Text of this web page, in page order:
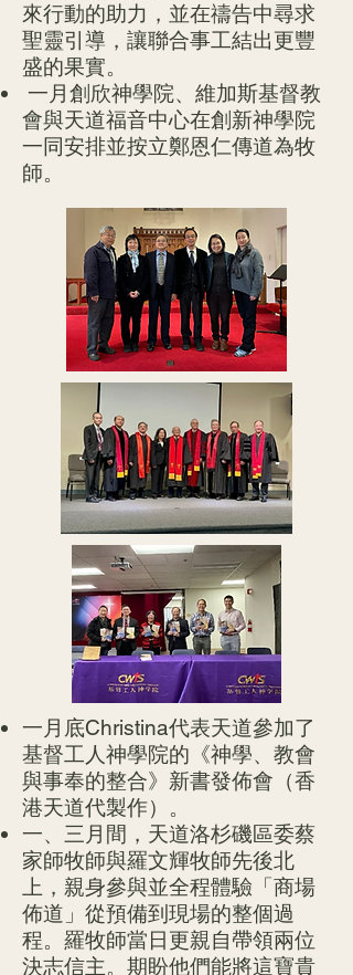
來行動的助力，並在禱告中尋求
聖靈引導，讓聯合事工結出更豐
盛的果實。
一月創欣神學院、維加斯基督教
會與天道福音中心在創新神學院
一同安排並按立鄭恩仁傳道為牧
師。
一月底Christina代表天道參加了
基督工人神學院的《神學、教會
與事奉的整合》新書發佈會（香
港天道代製作）。
一、三月間，天道洛杉磯區委蔡
家師牧師與羅文輝牧師先後北
上，親身參與並全程體驗「商場
佈道」從預備到現場的整個過
程。羅牧師當日更親自帶領兩位
決志信主。期盼他們能將這寶貴